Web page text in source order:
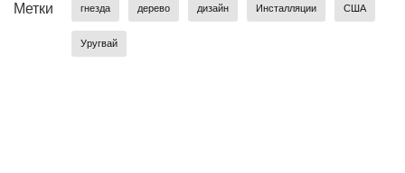
Метки гнезда дерево дизайн Инсталляции США
Уругвай